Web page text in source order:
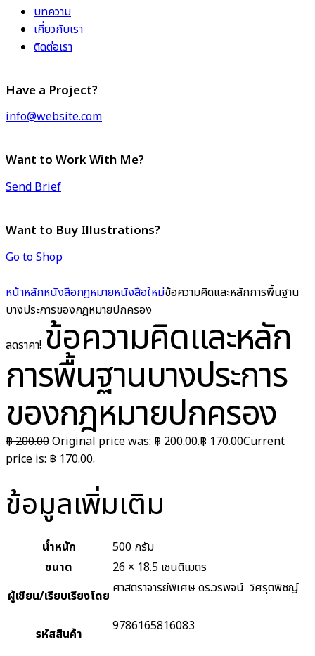
บทความ
เกี่ยวกับเรา
ติดต่อเรา
Have a Project?
info@website.com
Want to Work With Me?
Send Brief
Want to Buy Illustrations?
Go to Shop
หน้าหลักหนังสือกฎหมายหนังสือใหม่ข้อความคิดและหลักการพื้นฐาน
บางประการของกฎหมายปกครอง
ลดราคา! ข้อความคิดและหลัก
การพื้นฐานบางประการ
ของกฎหมายปกครอง
฿200.00Original price was: ฿ 200.00.฿ 170.00Current
price is: ฿ 170.00.
ข้อมูลเพิ่มเติม
น้ำหนัก
500 กรัม
ขนาด
26 × 18.5 เซนติเมตร
ผู้เขียน/เรียบเรียงโดย ศาสตราจารย์พิเศษ ดร.วรพจน์ วิศรุตพิชญ์
รหัสสินค้า 9786165816083